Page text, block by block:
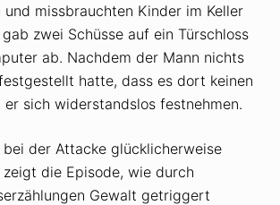
missbrauchten Kinder im Keller
zwei Schüsse auf ein Türschloss
ab. Nachdem der Mann nichts
hatte, dass es dort keinen
sich widerstandslos festnehmen.
der Attacke glücklicherweise
die Episode, wie durch
Gewalt getriggert